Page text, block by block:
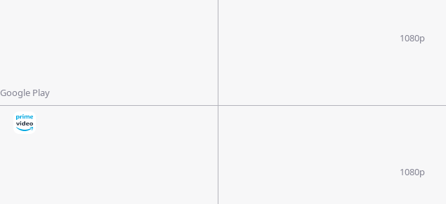
Google Play
1080p
1080p